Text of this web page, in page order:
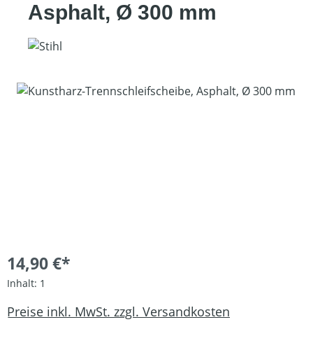
Asphalt, Ø 300 mm
Bildergalerie überspringen
14,90 €*
Inhalt: 1
Preise inkl. MwSt. zzgl. Versandkosten